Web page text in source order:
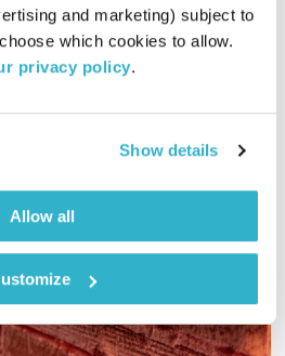
and marketing) subject to
which cookies to allow.
privacy policy.
Show details
Allow all
שלי ורוד
השעה המיוחדת
אסי זיגדון
פסטיבל נטראז' בו היא לוקחת חלק השנה
אודיו